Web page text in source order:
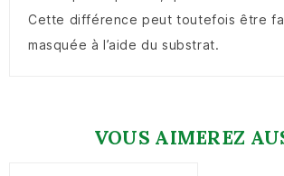
Cette différence peut toutefois être
masquée à l’aide du substrat.
VOUS AIMEREZ